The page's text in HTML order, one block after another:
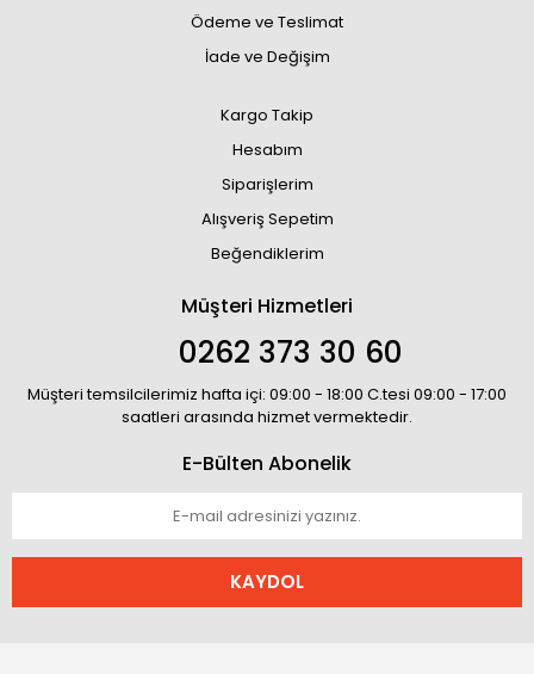
Ödeme ve Teslimat
İade ve Değişim
Kargo Takip
Hesabım
Siparişlerim
Alışveriş Sepetim
Beğendiklerim
Müşteri Hizmetleri
0262 373 30 60
Müşteri temsilcilerimiz hafta içi: 09:00 - 18:00 C.tesi 09:00 - 17:00
saatleri arasında hizmet vermektedir.
E-Bülten Abonelik
KAYDOL